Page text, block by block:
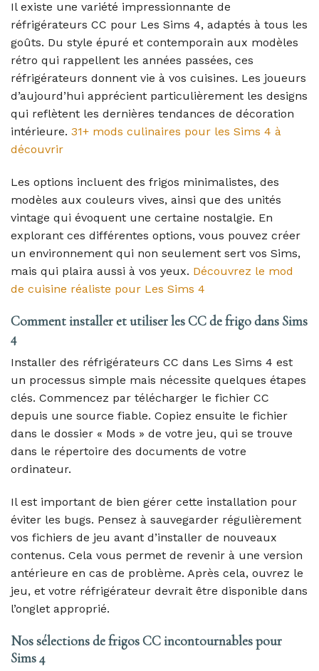
Il existe une variété impressionnante de
réfrigérateurs CC pour Les Sims 4, adaptés à tous les
goûts. Du style épuré et contemporain aux modèles
rétro qui rappellent les années passées, ces
réfrigérateurs donnent vie à vos cuisines. Les joueurs
d’aujourd’hui apprécient particulièrement les designs
qui reflètent les dernières tendances de décoration
intérieure. 31+ mods culinaires pour les Sims 4 à
découvrir
Les options incluent des frigos minimalistes, des
modèles aux couleurs vives, ainsi que des unités
vintage qui évoquent une certaine nostalgie. En
explorant ces différentes options, vous pouvez créer
un environnement qui non seulement sert vos Sims,
mais qui plaira aussi à vos yeux. Découvrez le mod
de cuisine réaliste pour Les Sims 4
Comment installer et utiliser les CC de frigo dans Sims
4
Installer des réfrigérateurs CC dans Les Sims 4 est
un processus simple mais nécessite quelques étapes
clés. Commencez par télécharger le fichier CC
depuis une source fiable. Copiez ensuite le fichier
dans le dossier « Mods » de votre jeu, qui se trouve
dans le répertoire des documents de votre
ordinateur.
Il est important de bien gérer cette installation pour
éviter les bugs. Pensez à sauvegarder régulièrement
vos fichiers de jeu avant d’installer de nouveaux
contenus. Cela vous permet de revenir à une version
antérieure en cas de problème. Après cela, ouvrez le
jeu, et votre réfrigérateur devrait être disponible dans
l’onglet approprié.
Nos sélections de frigos CC incontournables pour
Sims 4